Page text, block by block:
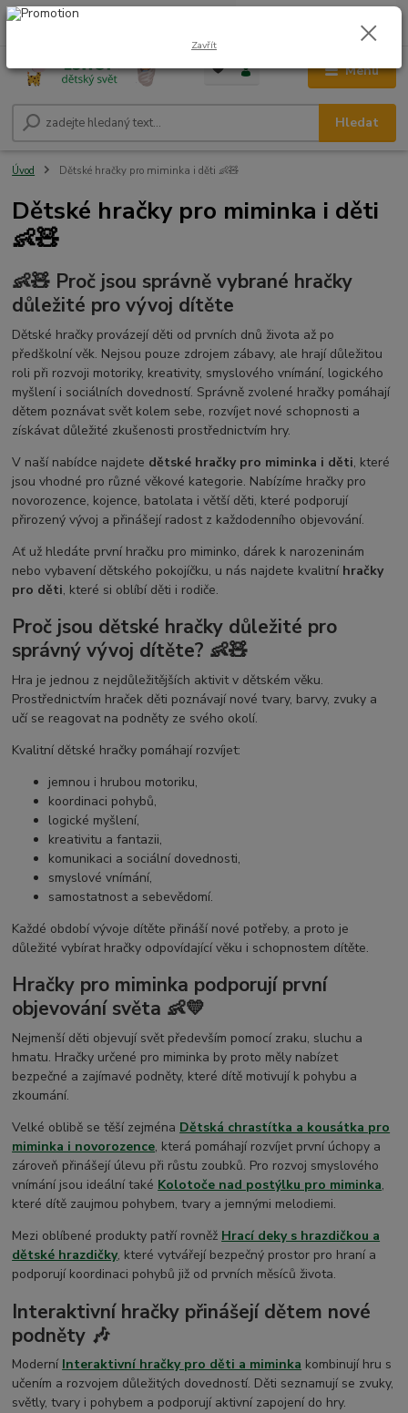
Menu
Hledat
+420 604 278 943 0,00 Kč
Úvod Dětské hračky pro miminka i děti 👶🧸
Dětské hračky pro miminka i děti
👶🧸
👶🧸 Proč jsou správně vybrané hračky
důležité pro vývoj dítěte
Dětské hračky provázejí děti od prvních dnů života až po
předškolní věk. Nejsou pouze zdrojem zábavy, ale hrají důležitou
roli při rozvoji motoriky, kreativity, smyslového vnímání, logického
myšlení i sociálních dovedností. Správně zvolené hračky pomáhají
dětem poznávat svět kolem sebe, rozvíjet nové schopnosti a
získávat důležité zkušenosti prostřednictvím hry.
V naší nabídce najdete dětské hračky pro miminka i děti, které
jsou vhodné pro různé věkové kategorie. Nabízíme hračky pro
novorozence, kojence, batolata i větší děti, které podporují
přirozený vývoj a přinášejí radost z každodenního objevování.
Ať už hledáte první hračku pro miminko, dárek k narozeninám
nebo vybavení dětského pokojíčku, u nás najdete kvalitní hračky
pro děti, které si oblíbí děti i rodiče.
Proč jsou dětské hračky důležité pro
správný vývoj dítěte? 👶🧸
Hra je jednou z nejdůležitějších aktivit v dětském věku.
Prostřednictvím hraček děti poznávají nové tvary, barvy, zvuky a
učí se reagovat na podněty ze svého okolí.
Kvalitní dětské hračky pomáhají rozvíjet:
jemnou i hrubou motoriku,
koordinaci pohybů,
logické myšlení,
kreativitu a fantazii,
komunikaci a sociální dovednosti,
smyslové vnímání,
samostatnost a sebevědomí.
Každé období vývoje dítěte přináší nové potřeby, a proto je
důležité vybírat hračky odpovídající věku i schopnostem dítěte.
Hračky pro miminka podporují první
objevování světa 👶💛
Nejmenší děti objevují svět především pomocí zraku, sluchu a
hmatu. Hračky určené pro miminka by proto měly nabízet
bezpečné a zajímavé podněty, které dítě motivují k pohybu a
zkoumání.
Velké oblibě se těší zejména Dětská chrastítka a kousátka pro
miminka i novorozence, která pomáhají rozvíjet první úchopy a
zároveň přinášejí úlevu při růstu zoubků. Pro rozvoj smyslového
vnímání jsou ideální také Kolotoče nad postýlku pro miminka,
které dítě zaujmou pohybem, tvary a jemnými melodiemi.
Mezi oblíbené produkty patří rovněž Hrací deky s hrazdičkou a
dětské hrazdičky, které vytvářejí bezpečný prostor pro hraní a
podporují koordinaci pohybů již od prvních měsíců života.
Interaktivní hračky přinášejí dětem nové
podněty 🎶
Moderní Interaktivní hračky pro děti a miminka kombinují hru s
učením a rozvojem důležitých dovedností. Děti seznamují se zvuky,
světly, tvary i pohybem a podporují aktivní zapojení do hry.
Zavřít